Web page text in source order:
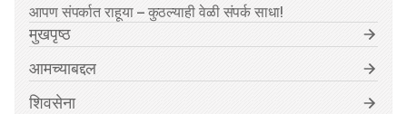
आपण संपर्कात राहूया – कुठल्याही वेळी संपर्क साधा!
मुखपृष्ठ
आमच्याबद्दल
शिवसेना